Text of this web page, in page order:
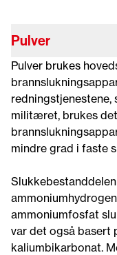
Pulver
Pulver brukes
redningstjenestene,
militæret, brukes
mindre grad i faste
ammoniumfosfat
var det også basert
kaliumbikarbonat.